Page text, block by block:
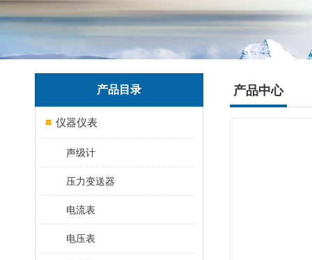
产品目录
仪器仪表
声级计
压力变送器
电流表
电压表
产品中心